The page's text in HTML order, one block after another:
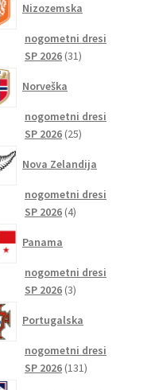
Nizozemska
nogometni dresi
SP 2026 3131
Norveška
nogometni dresi
SP 2026 2525
Nova Zelandija
nogometni dresi
SP 2026 44
Panama
nogometni dresi
SP 2026 33
Portugalska
nogometni dresi
SP 2026 131131